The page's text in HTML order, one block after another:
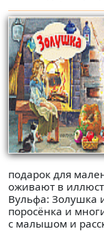
подарок для
оживают в
Вульфа: Золушка
поросëнка и
с малышом и